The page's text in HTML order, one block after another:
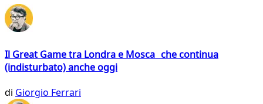
Il Great Game tra Londra e Mosca che continua
(indisturbato) anche oggi
di Giorgio Ferrari